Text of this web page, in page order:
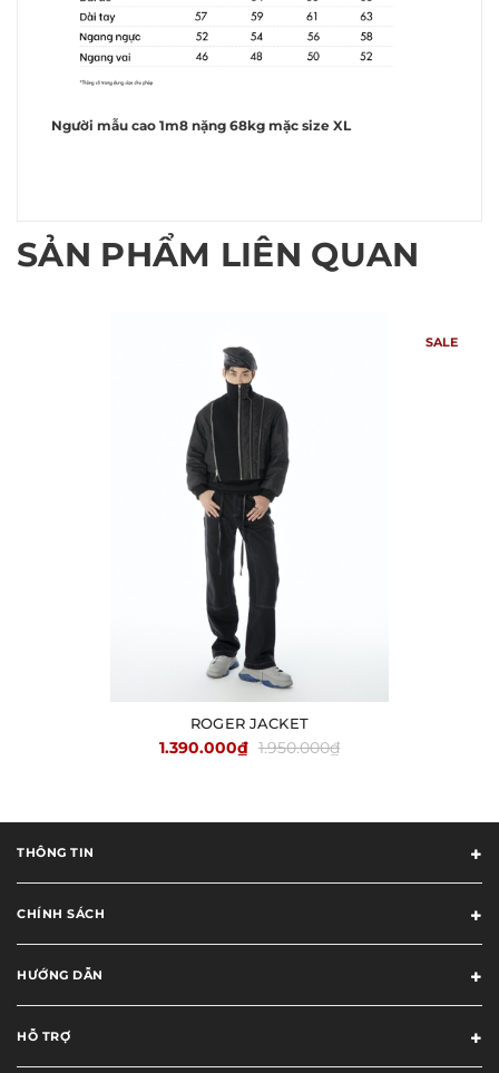
Người mẫu cao 1m8 nặng 68kg mặc size XL
SẢN PHẨM LIÊN QUAN
SALE
ROGER JACKET
1.390.000₫ 1.950.000₫
THÔNG TIN
CHÍNH SÁCH
HƯỚNG DẪN
HỖ TRỢ